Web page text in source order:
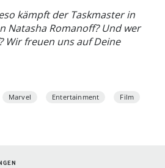
kämpft der Taskmaster in
Natasha Romanoff? Und wer
Wir freuen uns auf Deine
Marvel Entertainment Film